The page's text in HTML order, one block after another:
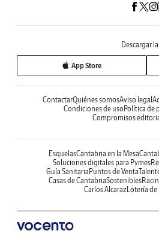
Descargar
App Store
ContactarQuiénes somosAviso legal
Condiciones de uso Política de
Compromisos
EsquelasCantabria en la Mesa
Soluciones digitales para Pymes
Guía Sanitaria Puntos de Venta
Casas de CantabriaSostenibles
Carlos AlcarazLotería de